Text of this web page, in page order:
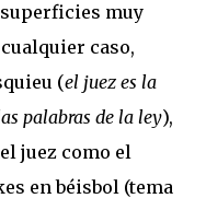
muy
caso,
(el juez es la
palabras de la ley),
juez como el
en béisbol (tema